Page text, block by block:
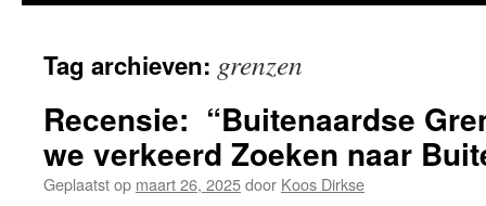
Tag archieven: grenzen
Recensie: “Buitenaardse
we verkeerd Zoeken naar
Geplaatst op maart 26, 2025door Koos Dirkse